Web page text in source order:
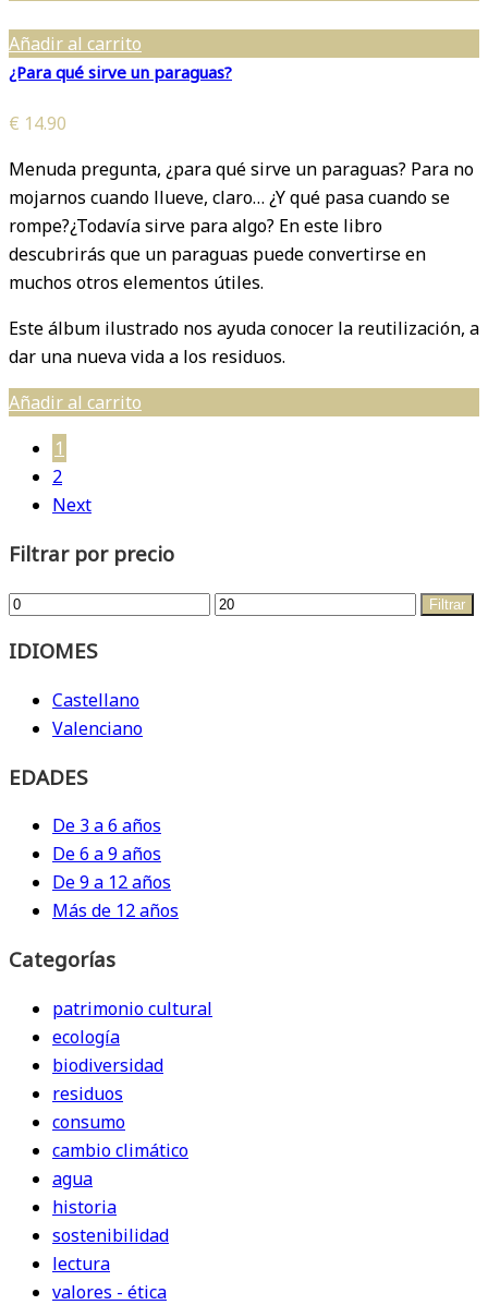
Añadir al carrito
¿Para qué sirve un paraguas?
€ 14.90
Menuda pregunta, ¿para qué sirve un paraguas? Para no
mojarnos cuando llueve, claro… ¿Y qué pasa cuando se
rompe?¿Todavía sirve para algo? En este libro
descubrirás que un paraguas puede convertirse en
muchos otros elementos útiles.
Este álbum ilustrado nos ayuda conocer la reutilización, a
dar una nueva vida a los residuos.
Añadir al carrito
1
2
Next
Filtrar por precio
Precio
Precio
Filtrar
IDIOMES
Castellano
Valenciano
EDADES
De 3 a 6 años
De 6 a 9 años
De 9 a 12 años
Más de 12 años
Categorías
patrimonio cultural
ecología
biodiversidad
residuos
consumo
cambio climático
agua
historia
sostenibilidad
lectura
valores - ética